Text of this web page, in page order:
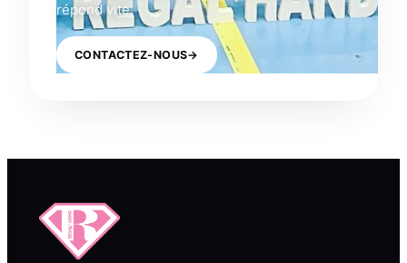
répond vite.
CONTACTEZ-NOUS→